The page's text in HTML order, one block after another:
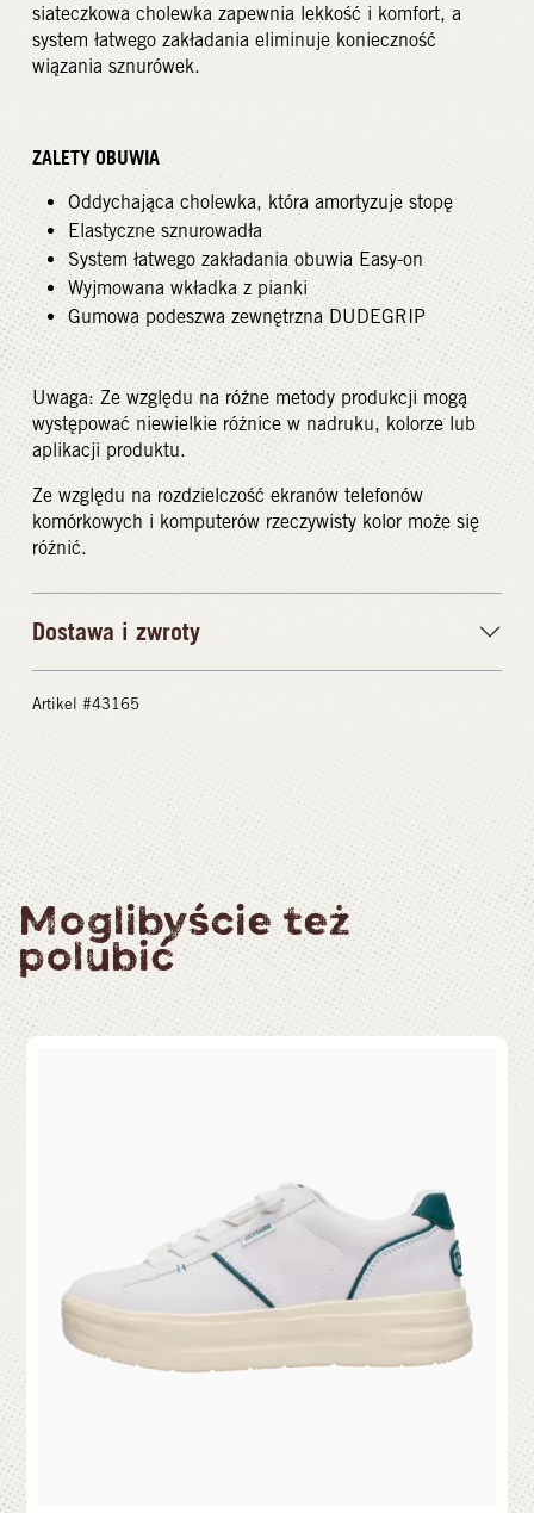
siateczkowa cholewka zapewnia lekkość i komfort, a
system łatwego zakładania eliminuje konieczność
wiązania sznurówek.
ZALETY OBUWIA
Oddychająca cholewka, która amortyzuje stopę
Elastyczne sznurowadła
System łatwego zakładania obuwia Easy-on
Wyjmowana wkładka z pianki
Gumowa podeszwa zewnętrzna DUDEGRIP
Uwaga: Ze względu na różne metody produkcji mogą
występować niewielkie różnice w nadruku, kolorze lub
aplikacji produktu.
Ze względu na rozdzielczość ekranów telefonów
komórkowych i komputerów rzeczywisty kolor może się
różnić.
Dostawa i zwroty
Artikel #43165
Moglibyście też
polubić